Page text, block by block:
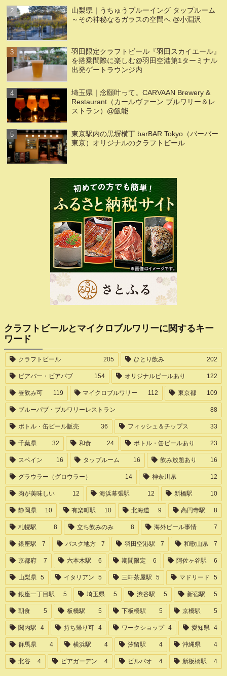
山梨県｜うちゅうブルーイング タップルーム
～その神秘なるガラスの空間へ @小淵沢
羽田限定クラフトビール『羽田スカイエール』
を搭乗間際に楽しむ@羽田空港第1ターミナル
出発ゲートラウンジ内
埼玉県｜念願叶って。CARVAAN Brewery &
Restaurant（カールヴァーン ブルワリー＆レ
ストラン）@飯能
東京駅内の黒塀横丁 barBAR Tokyo（バーバー
東京）オリジナルのクラフトビール
クラフトビールとマイクロブルワリーに関するキー
ワード
クラフトビール 205 ひとり飲み 202
ビアバー・ビアパブ 154 オリジナルビールあり 122
昼飲み可 119 マイクロブルワリー 112 東京都 109
ブルーパブ・ブルワリーレストラン 88
ボトル・缶ビール販売 36 フィッシュ＆チップス 33
千葉県 32 和食 24 ボトル・缶ビールあり 23
スペイン 16 タップルーム 16 飲み放題あり 16
グラウラー（グロウラー） 14 神奈川県 12
肉が美味しい 12 海浜幕張駅 12 新橋駅 10
静岡県 10 有楽町駅 10 北海道 9 高円寺駅 8
札幌駅 8 立ち飲みのみ 8 海外ビール事情 7
銀座駅 7 バスク地方 7 羽田空港駅 7 和歌山県 7
京都府 7 六本木駅 6 期間限定 6 阿佐ヶ谷駅 6
山梨県 5 イタリアン 5 三軒茶屋駅 5 マドリード 5
銀座一丁目駅 5 埼玉県 5 渋谷駅 5 新宿駅 5
朝食 5 板橋駅 5 下板橋駅 5 京橋駅 5
関内駅 4 持ち帰り可 4 ワークショップ 4 愛知県 4
群馬県 4 横浜駅 4 汐留駅 4 沖縄県 4
北谷 4 ビアガーデン 4 ビルバオ 4 新板橋駅 4